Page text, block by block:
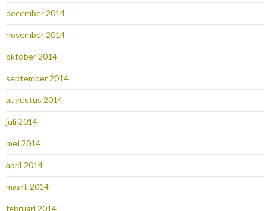
december 2014
november 2014
oktober 2014
september 2014
augustus 2014
juli 2014
mei 2014
april 2014
maart 2014
februari 2014